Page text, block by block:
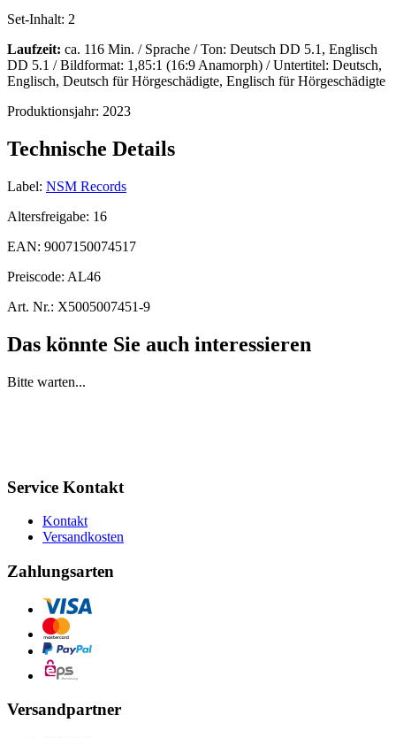
Set-Inhalt: 2
Laufzeit: ca. 116 Min. / Sprache / Ton: Deutsch DD 5.1, Englisch
DD 5.1 / Bildformat: 1,85:1 (16:9 Anamorph) / Untertitel: Deutsch,
Englisch, Deutsch für Hörgeschädigte, Englisch für Hörgeschädigte
Produktionsjahr: 2023
Technische Details
Label: NSM Records
Altersfreigabe: 16
EAN: 9007150074517
Preiscode: AL46
Art. Nr.: X5005007451-9
Das könnte Sie auch interessieren
Bitte warten...
Service Kontakt
Kontakt
Versandkosten
Zahlungsarten
Versandpartner